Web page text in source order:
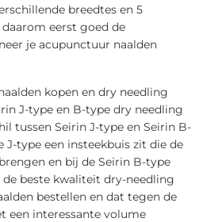
breedtes en 5
eerst goed de
je acupunctuur naalden
kopen en dry needling
J-type en B-type dry needling
tussen Seirin J-type en Seirin B-
J-type een insteekbuis zit die de
en bij de Seirin B-type
beste kwaliteit dry-needling
bestellen en dat tegen de
een interessante volume